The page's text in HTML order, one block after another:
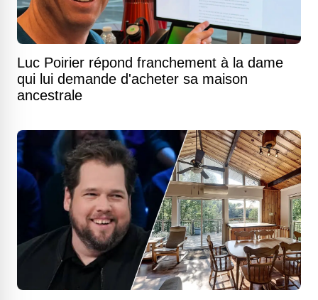
Luc Poirier répond franchement à la dame
qui lui demande d'acheter sa maison
ancestrale